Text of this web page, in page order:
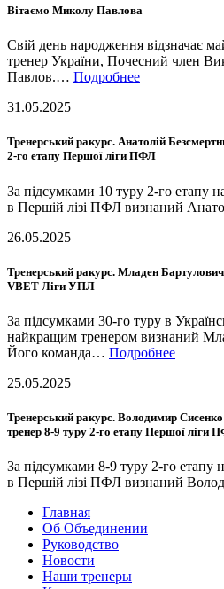
Вітаємо Миколу Павлова
Свій день народження відзначає
тренер України, Почесний член
Павлов.… Подробнее
31.05.2025
Тренерський ракурс. Анатолій
2-го етапу Першої ліги ПФЛ
За підсумками 10 туру 2-го етапу
в Першій лізі ПФЛ визнаний
26.05.2025
Тренерський ракурс. Младен
VBET Ліги УПЛ
За підсумками 30-го туру в
найкращим тренером визнаний
Його команда… Подробнее
25.05.2025
Тренерський ракурс. Володимир
тренер 8-9 туру 2-го етапу Першої ліги
За підсумками 8-9 туру 2-го
в Першій лізі ПФЛ визнаний
Главная
Об Объединении
Руководство
Новости
Наши тренеры